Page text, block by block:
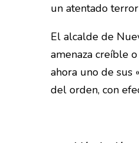
un atentado
El alcalde de
amenaza creíble
ahora uno de sus
del orden, con